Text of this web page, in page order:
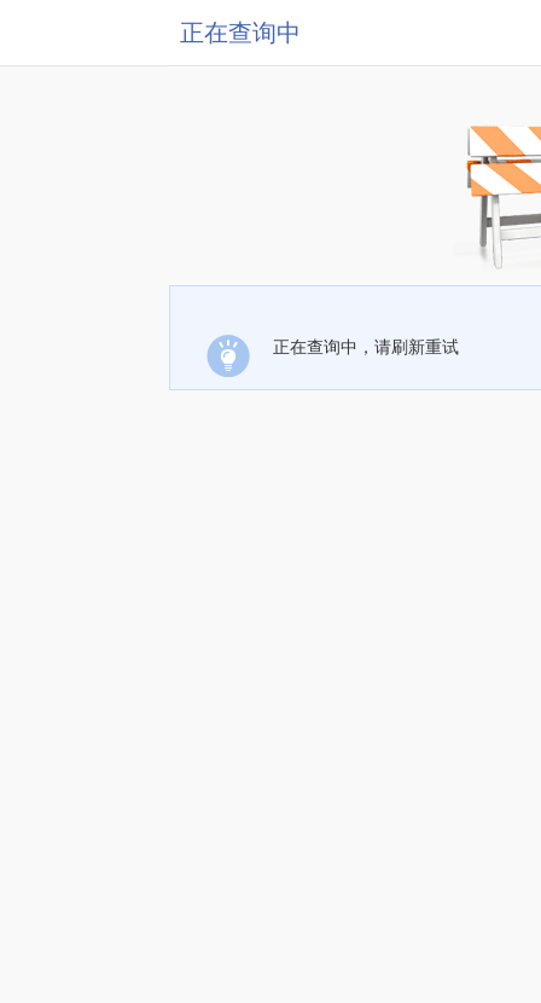
正在查询中
正在查询中，请刷新重试